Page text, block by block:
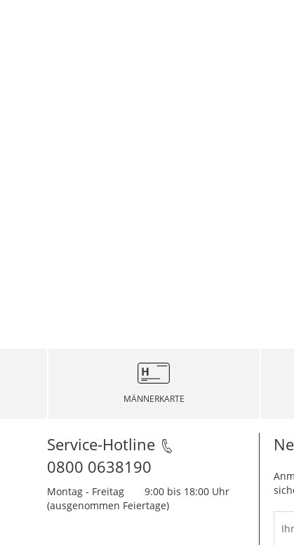
MÄNNERKARTE
Service-Hotline
0800 0638190
Montag - Freitag
9:00 bis 18:00 Uhr
(ausgenommen Feiertage)